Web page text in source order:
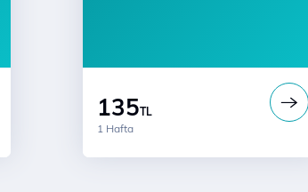
135TL
1 Hafta